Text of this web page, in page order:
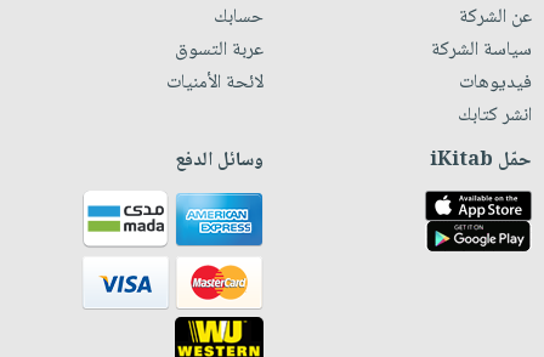
عن الشركة
سياسة الشركة
فيديوهات
انشر كتابك
حسابك
عربة التسوق
لائحة الأمنيات
حمّل iKitab وسائل الدفع